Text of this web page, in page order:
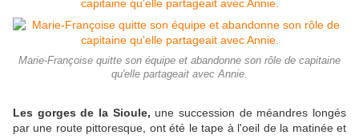
Marie-Françoise quitte son équipe et abandonne son rôle de capitaine
qu'elle partageait avec Annie.
Les gorges de la Sioule, une succession de méandres longés
par une route pittoresque, ont été le tape à l'oeil de la matinée et